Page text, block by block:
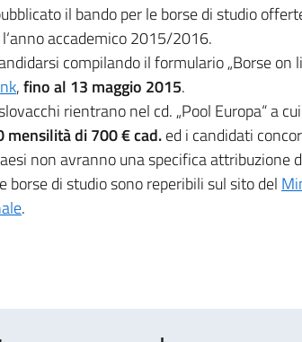
il bando per le borse di studio
accademico 2015/2016.
compilando il formulario „Borse on
,fino al 13 maggio 2015.
rientrano nel cd. „Pool Europa“ a
mensilità di 700 € cad.ed i candidati
non avranno una specifica attribuzione
di studio sono reperibili sul sito del
.